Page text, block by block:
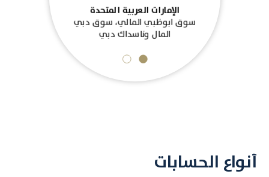
الإمارات العربية المتحدة
سوق ابوظبي المالي، سوق دبي
المال وناسداك دبي
أنواع الحسابات